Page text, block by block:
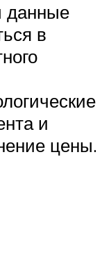
данные
в
и
цены.